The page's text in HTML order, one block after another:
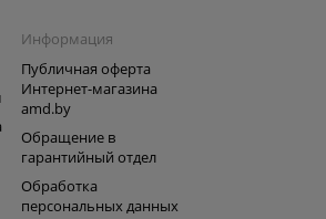
Информация
Публичная оферта
Интернет-магазина
amd.by
Обращение в
гарантийный отдел
Обработка
персональных данных